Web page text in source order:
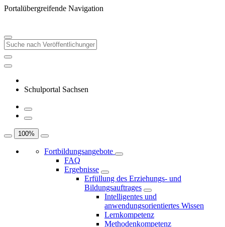
Portalübergreifende Navigation
Schulportal Sachsen
100%
Fortbildungsangebote
FAQ
Ergebnisse
Erfüllung des Erziehungs- und
Bildungsauftrages
Intelligentes und
anwendungsorientiertes Wissen
Lernkompetenz
Methodenkompetenz